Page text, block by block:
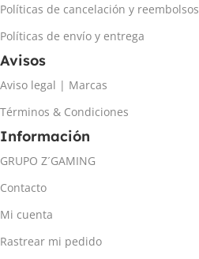
Políticas de cancelación y reembolsos
Políticas de envío y entrega
Avisos
Aviso legal | Marcas
Términos & Condiciones
Información
GRUPO Z´GAMING
Contacto
Mi cuenta
Rastrear mi pedido